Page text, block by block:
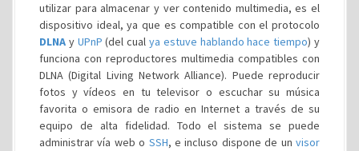
utilizar para almacenar y ver contenido multimedia, es el
dispositivo ideal, ya que es compatible con el protocolo
DLNA y UPnP (del cualya estuve hablando hace tiempo) y
funciona con reproductores multimedia compatibles con
DLNA (Digital Living Network Alliance). Puede reproducir
fotos y vídeos en tu televisor o escuchar su música
favorita o emisora de radio en Internet a través de su
equipo de alta fidelidad. Todo el sistema se puede
administrar vía web o SSH, e incluso dispone de unvisor